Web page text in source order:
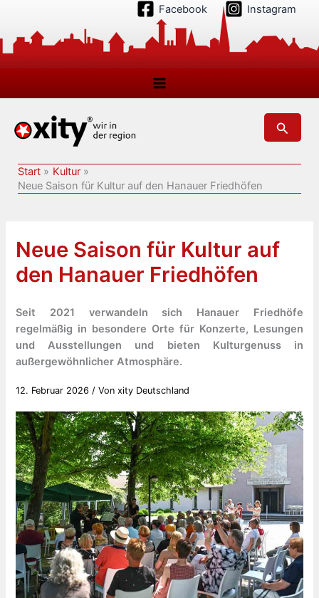
springen
Facebook Instagram
Suchen
Start
Kultur
Neue Saison für Kultur auf den Hanauer Friedhöfen
Neue Saison für Kultur auf
den Hanauer Friedhöfen
Seit 2021 verwandeln sich Hanauer Friedhöfe
regelmäßig in besondere Orte für Konzerte, Lesungen
und Ausstellungen und bieten Kulturgenuss in
außergewöhnlicher Atmosphäre.
12. Februar 2026 / Vonxity Deutschland